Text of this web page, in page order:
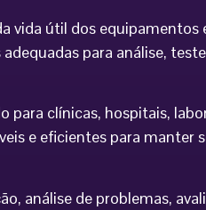
vida útil dos equipamentos
para análise,
para clínicas, hospitais,
e eficientes para manter
análise de problemas,